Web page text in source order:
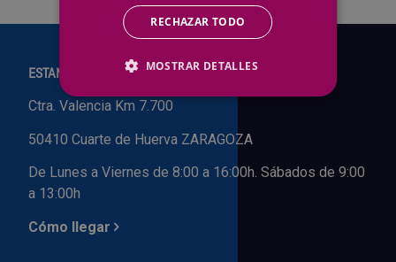
ESTAMOS EN:
Ctra. Valencia Km 7.700
50410 Cuarte de Huerva ZARAGOZA
De Lunes a Viernes de 8:00 a 16:00h. Sábados de 9:00
a 13:00h
Cómo llegar
Outlet Sierras
Outlet Soldadura
Outlet Técnica de fluidos
RECHAZAR TODO
MOSTRAR DETALLES